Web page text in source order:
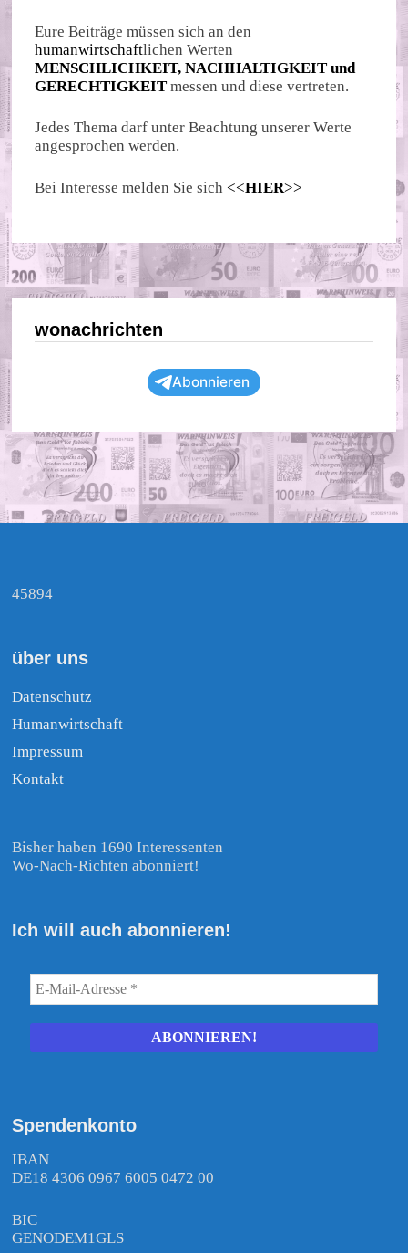
Eure Beiträge müssen sich an den
humanwirtschaftlichen Werten
MENSCHLICHKEIT, NACHHALTIGKEIT und
GERECHTIGKEIT messen und diese vertreten.
Jedes Thema darf unter Beachtung unserer Werte
angesprochen werden.
Bei Interesse melden Sie sich <<HIER>>
wonachrichten
Abonnieren
45894
über uns
Datenschutz
Humanwirtschaft
Impressum
Kontakt
Bisher haben 1690 Interessenten
Wo-Nach-Richten abonniert!
Ich will auch abonnieren!
Spendenkonto
IBAN
DE18 4306 0967 6005 0472 00
BIC
GENODEM1GLS